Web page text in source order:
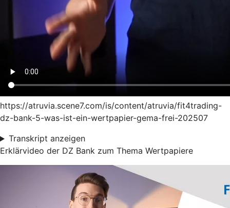
https://atruvia.scene7.com/is/content/atruvia/fit4trading-
dz-bank-5-was-ist-ein-wertpapier-gema-frei-202507
Transkript anzeigen
Erklärvideo der DZ Bank zum Thema Wertpapiere